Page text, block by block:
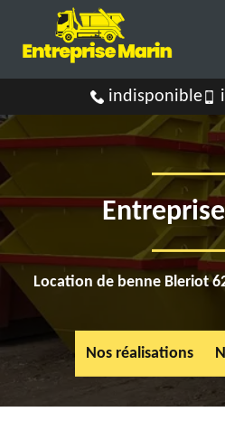
indisponible
Location de benne Bleriot
Nos réalisations